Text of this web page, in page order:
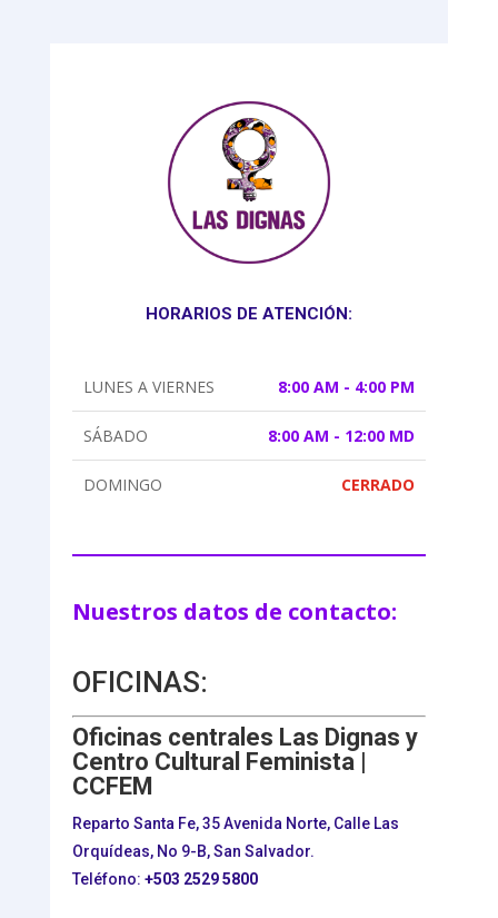
HORARIOS DE ATENCIÓN:
LUNES A VIERNES 8:00 AM - 4:00 PM
SÁBADO 8:00 AM - 12:00 MD
DOMINGO CERRADO
Nuestros datos de contacto:
OFICINAS:
Oficinas centrales Las Dignas y
Centro Cultural Feminista |
CCFEM
Reparto Santa Fe, 35 Avenida Norte, Calle Las
Orquídeas, No 9-B, San Salvador.
Teléfono: +503 2529 5800